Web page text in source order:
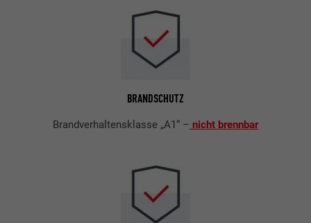
BRANDSCHUTZ
Brandverhaltensklasse „A1“ – nicht brennbar